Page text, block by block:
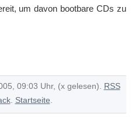
um davon bootbare CDs zu
09:03 Uhr, (x gelesen). RSS
. Startseite.